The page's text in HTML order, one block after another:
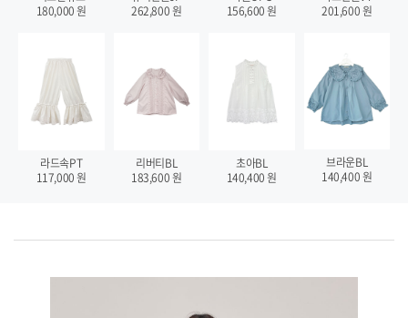
180,000원
262,800원
156,600원
201,600원
라드속PT
117,000원
리버티BL
183,600원
초아BL
140,400원
브라운BL
140,400원